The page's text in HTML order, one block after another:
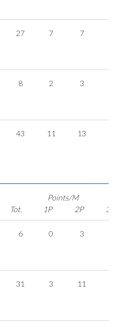
27 7 7
8 2 3
43 11 13
Points/M
Tot.
1P 2P 3P
6 0 3
31 3 11